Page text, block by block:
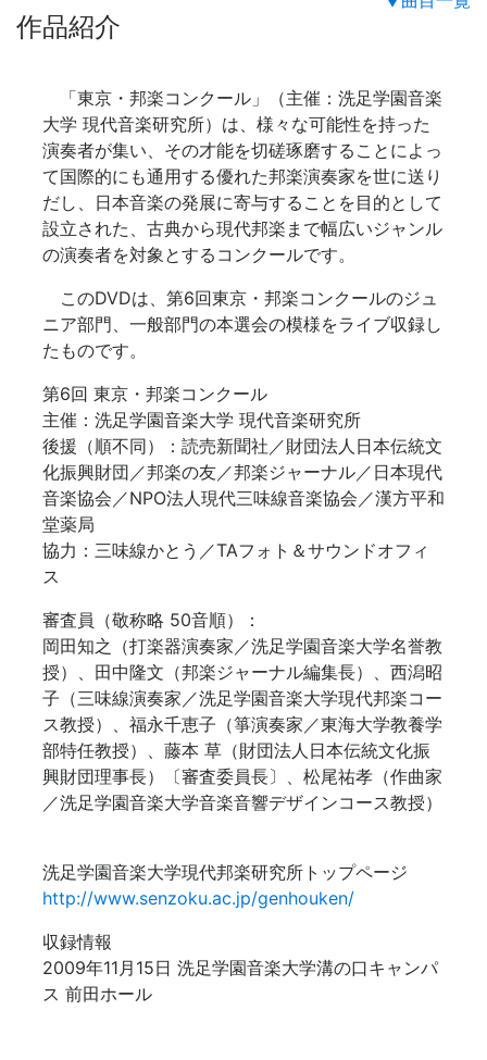
作品紹介
「東京・邦楽コンクール」（主催：洗足学園音楽
大学 現代音楽研究所）は、様々な可能性を持った
演奏者が集い、その才能を切磋琢磨することによっ
て国際的にも通用する優れた邦楽演奏家を世に送り
だし、日本音楽の発展に寄与することを目的として
設立された、古典から現代邦楽まで幅広いジャンル
の演奏者を対象とするコンクールです。
このDVDは、第6回東京・邦楽コンクールのジュ
ニア部門、一般部門の本選会の模様をライブ収録し
たものです。
第6回 東京・邦楽コンクール
主催：洗足学園音楽大学 現代音楽研究所
後援（順不同）：読売新聞社／財団法人日本伝統文
化振興財団／邦楽の友／邦楽ジャーナル／日本現代
音楽協会／NPO法人現代三味線音楽協会／漢方平和
堂薬局
協力：三味線かとう／TAフォト＆サウンドオフィ
ス
審査員（敬称略 50音順）：
岡田知之（打楽器演奏家／洗足学園音楽大学名誉教
授）、田中隆文（邦楽ジャーナル編集長）、西潟昭
子（三味線演奏家／洗足学園音楽大学現代邦楽コー
ス教授）、福永千恵子（箏演奏家／東海大学教養学
部特任教授）、藤本 草（財団法人日本伝統文化振
興財団理事長）〔審査委員長〕、松尾祐孝（作曲家
／洗足学園音楽大学音楽音響デザインコース教授）
洗足学園音楽大学現代邦楽研究所トップページ
http://www.senzoku.ac.jp/genhouken/
収録情報
2009年11月15日 洗足学園音楽大学溝の口キャンパ
ス 前田ホール